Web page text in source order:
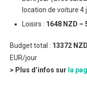
location de voiture 4
Loisirs : 1648 NZD –
Budget total : 13372
EUR/jour
> Plus d’infos sur la